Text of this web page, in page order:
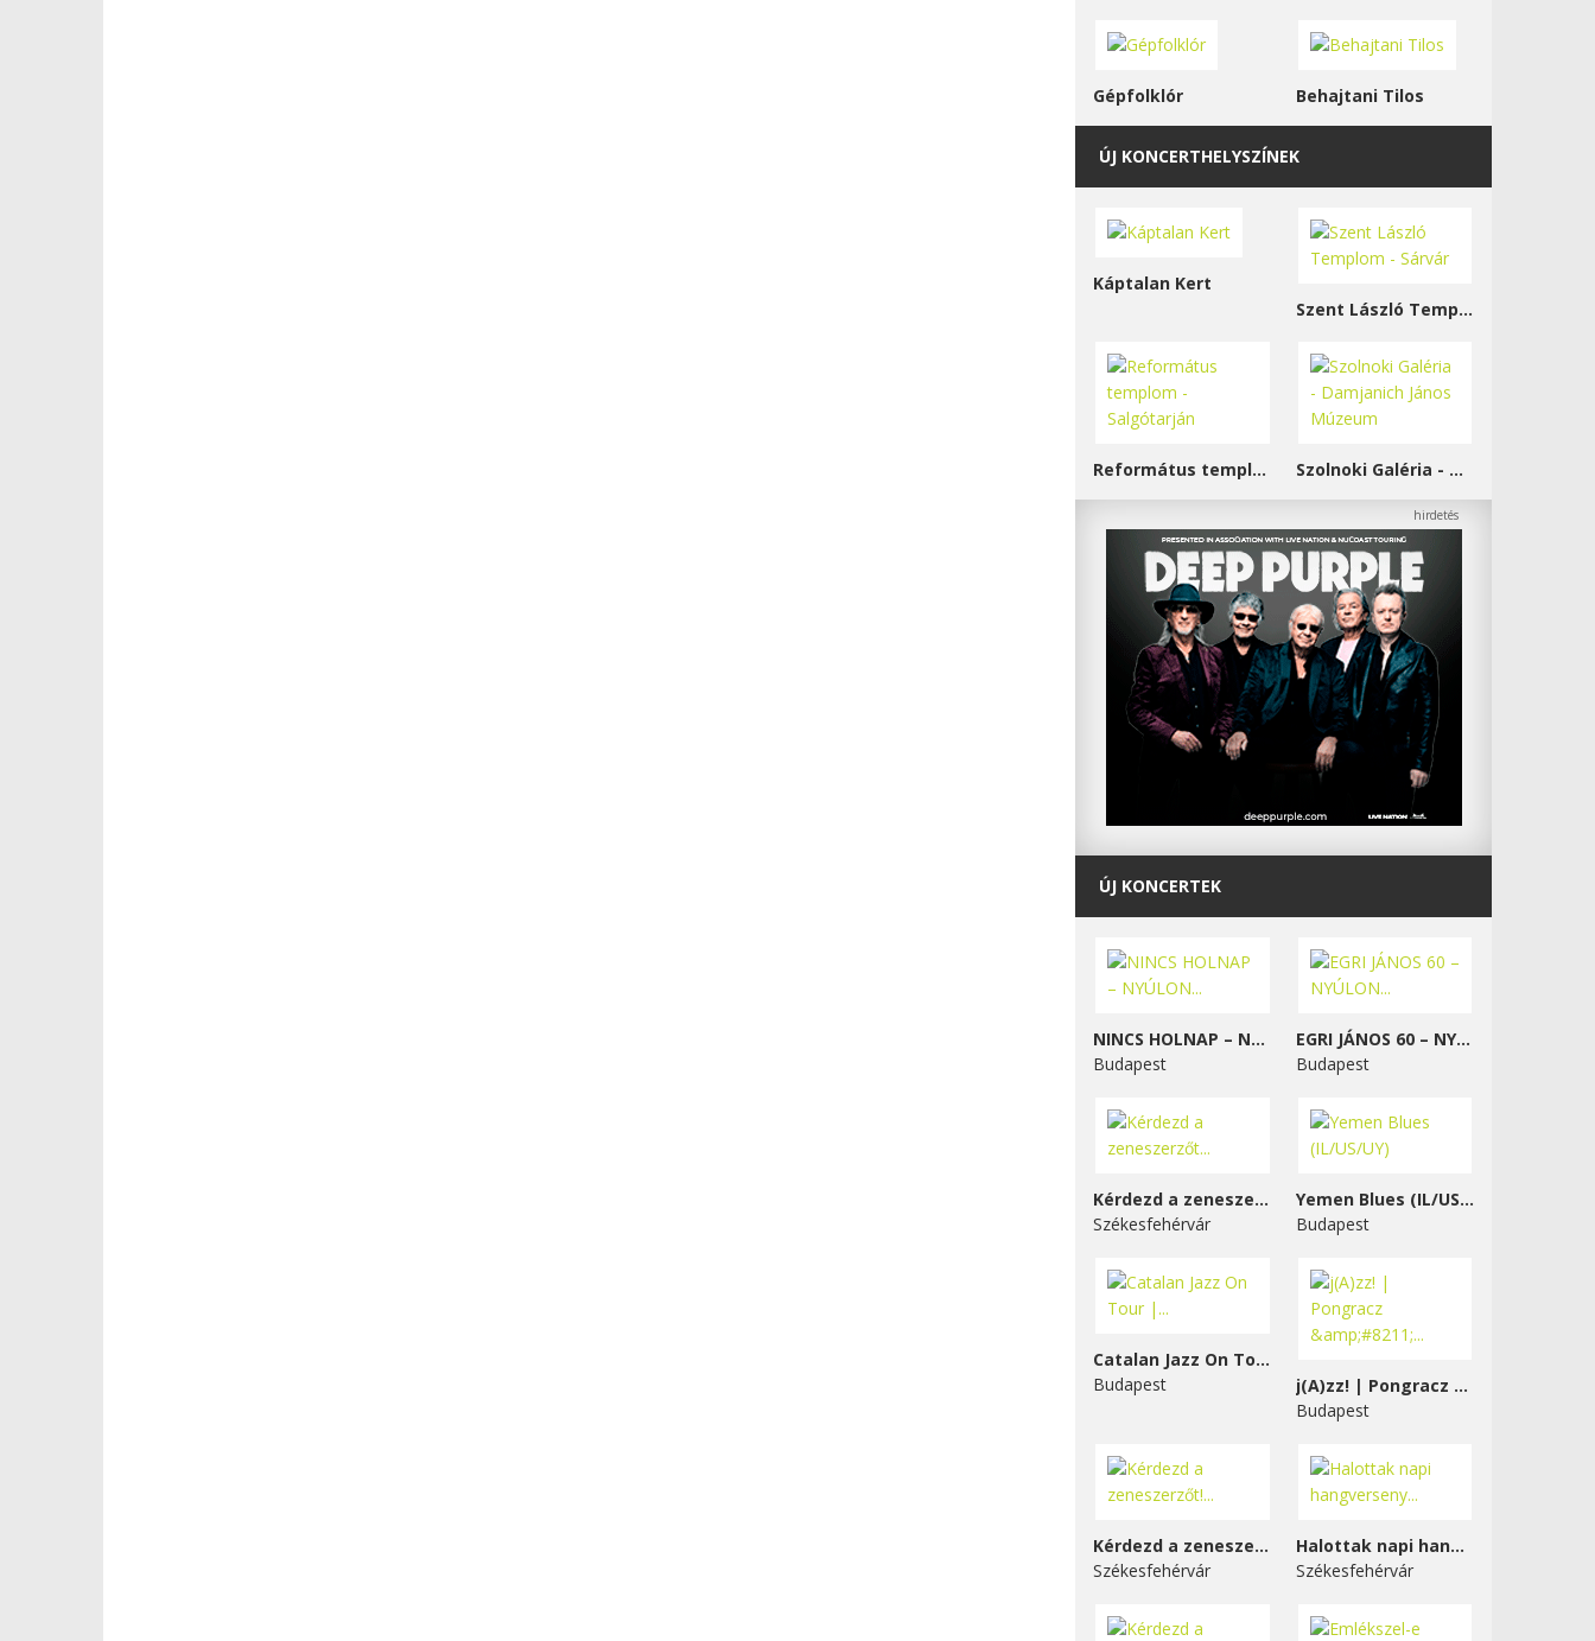
Gépfolklór Behajtani Tilos
ÚJ KONCERTHELYSZÍNEK
Káptalan Kert
Szent László Templom - Sárvár
Református templom - Salgótarján Szolnoki Galéria - Damjanich János Múzeum
ÚJ KONCERTEK
NINCS HOLNAP – NYÚLON...
Budapest
EGRI JÁNOS 60 – NYÚLON...
Budapest
Kérdezd a zeneszerzőt...
Székesfehérvár
Yemen Blues (IL/US/UY)
Budapest
Catalan Jazz On Tour |...
Budapest
j(A)zz! | Pongracz &#8211;...
Budapest
Kérdezd a zeneszerzőt!...
Székesfehérvár
Halottak napi hangverseny...
Székesfehérvár